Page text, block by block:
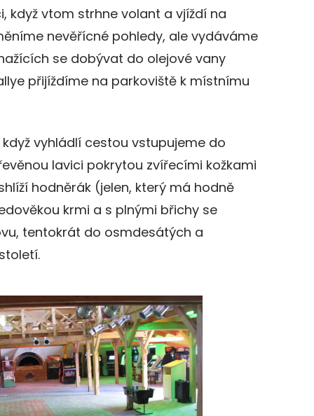
když vtom strhne volant a vjíždí na
nevěřícné pohledy, ale vydáváme
se dobývat do olejové vany
přijíždíme na parkoviště k místnímu
vyhládlí cestou vstupujeme do
lavici pokrytou zvířecími kožkami
hodněrák (jelen, který má hodně
krmi a s plnými břichy se
tentokrát do osmdesátých a